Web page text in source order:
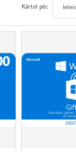
Kārtot pēc